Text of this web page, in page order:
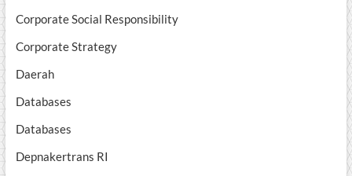
Corporate Social Responsibility
Corporate Strategy
Daerah
Databases
Databases
Depnakertrans RI